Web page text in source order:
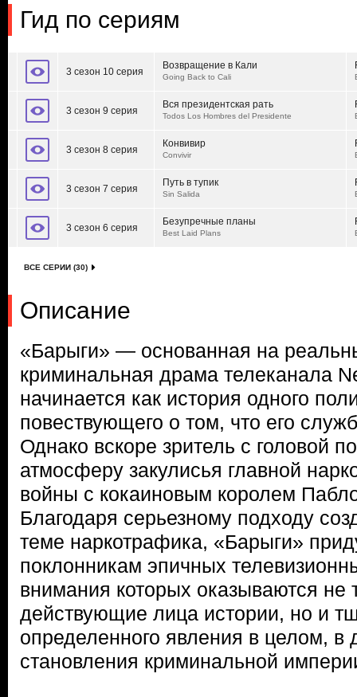
Гид по сериям
3 сезон 10 серия
Возвращение в Кали
Going Back to Cali
3 сезон 9 серия
Вся президентская рать
Todos Los Hombres del Presidente
3 сезон 8 серия
Конвивир
Convivir
3 сезон 7 серия
Путь в тупик
Sin Salida
3 сезон 6 серия
Безупречные планы
Best Laid Plans
ВСЕ СЕРИИ (30)
Описание
«Барыги» — основанная на
криминальная драма телеканала
начинается как история одного
повествующего о том, что его
Однако вскоре зритель с головой
атмосферу закулисья главной
войны с кокаиновым королем
Благодаря серьезному подходу
теме наркотрафика, «Барыги»
поклонникам эпичных
внимания которых оказываются не
действующие лица истории, но и
определенного явления в целом,
становления криминальной